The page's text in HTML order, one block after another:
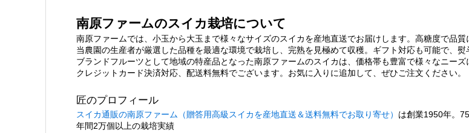
南原ファームのスイカ栽培について
南原ファームでは、小玉から大玉まで様々なサイズのスイカを産地直送でお届けします。高糖度で品
当農園の生産者が厳選した品種を最適な環境で栽培し、完熟を見極めて収穫。ギフト対応も可能で、熨
ブランドフルーツとして地域の特産品となった南原ファームのスイカは、価格帯も豊富で様々なニー
クレジットカード決済対応、配送料無料でございます。お気に入りに追加して、ぜひご注文ください。
匠のプロフィール
スイカ通販の南原ファーム（贈答用高級スイカを産地直送＆送料無料でお取り寄せ） は創業1950年。
年間2万個以上の栽培実績